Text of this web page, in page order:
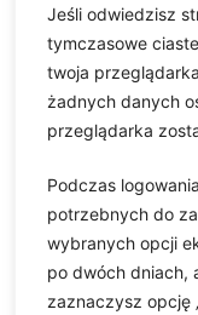
Jeśli odwiedzisz
tymczasowe
twoja
żadnych danych
przeglądarka
Podczas
potrzebnych do
wybranych opcji
po dwóch dniach,
zaznaczysz opcję